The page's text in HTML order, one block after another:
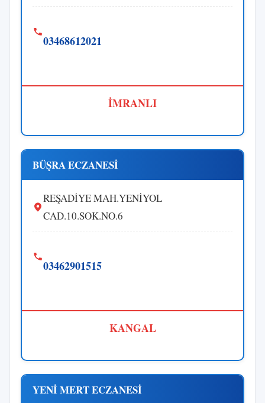
03468612021
İMRANLI
BÜŞRA ECZANESİ
REŞADİYE MAH.YENİYOL
CAD.10.SOK.NO.6
03462901515
KANGAL
YENİ MERT ECZANESİ